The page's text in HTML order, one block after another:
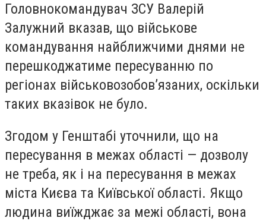
Головнокомандувач ЗСУ Валерій
Залужний вказав, що військове
командування найближчими днями не
перешкоджатиме пересуванню по
регіонах військовозобов’язаних, оскільки
таких вказівок не було.
Згодом у Генштабі уточнили, що на
пересування в межах області — дозволу
не треба, як і на пересування в межах
міста Києва та Київської області. Якщо
людина виїжджає за межі області, вона